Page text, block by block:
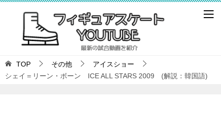
TOP その他
アイスショー
シェイ＝リーン・ボーン ICE ALL STARS 2009 (解説：韓国語)